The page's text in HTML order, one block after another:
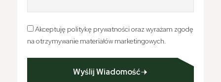
Akceptuję politykę prywatności oraz wyrażam zgodę
na otrzymywanie materiałów marketingowych.
Wyślij Wiadomość